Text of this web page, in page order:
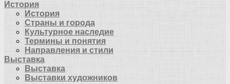
История
История
Страны и города
Культурное наследие
Термины и понятия
Направления и стили
Выставка
Выставка
Выставки художников